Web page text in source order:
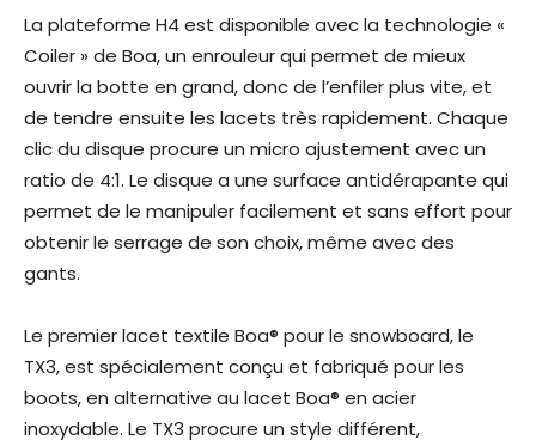
La plateforme H4 est disponible avec la technologie «
Coiler » de Boa, un enrouleur qui permet de mieux
ouvrir la botte en grand, donc de l’enfiler plus vite, et
de tendre ensuite les lacets très rapidement. Chaque
clic du disque procure un micro ajustement avec un
ratio de 4:1. Le disque a une surface antidérapante qui
permet de le manipuler facilement et sans effort pour
obtenir le serrage de son choix, même avec des
gants.
Le premier lacet textile Boa® pour le snowboard, le
TX3, est spécialement conçu et fabriqué pour les
boots, en alternative au lacet Boa® en acier
inoxydable. Le TX3 procure un style différent,